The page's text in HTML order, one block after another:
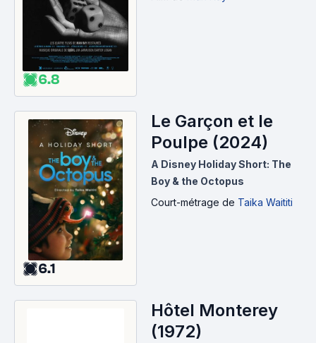
6.8
6.1
Le Garçon et le
Poulpe (2024)
A Disney Holiday Short: The
Boy & the Octopus
Court-métrage de Taika Waititi
Hôtel Monterey
(1972)